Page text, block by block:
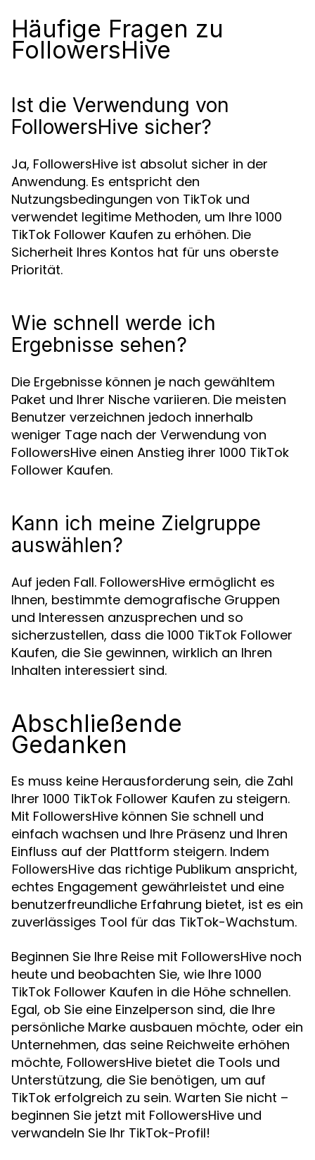
Häufige Fragen zu
FollowersHive
Ist die Verwendung von
FollowersHive sicher?
Ja, FollowersHive ist absolut sicher in der
Anwendung. Es entspricht den
Nutzungsbedingungen von TikTok und
verwendet legitime Methoden, um Ihre 1000
TikTok Follower Kaufen zu erhöhen. Die
Sicherheit Ihres Kontos hat für uns oberste
Priorität.
Wie schnell werde ich
Ergebnisse sehen?
Die Ergebnisse können je nach gewähltem
Paket und Ihrer Nische variieren. Die meisten
Benutzer verzeichnen jedoch innerhalb
weniger Tage nach der Verwendung von
FollowersHive einen Anstieg ihrer 1000 TikTok
Follower Kaufen.
Kann ich meine Zielgruppe
auswählen?
Auf jeden Fall. FollowersHive ermöglicht es
Ihnen, bestimmte demografische Gruppen
und Interessen anzusprechen und so
sicherzustellen, dass die 1000 TikTok Follower
Kaufen, die Sie gewinnen, wirklich an Ihren
Inhalten interessiert sind.
Abschließende
Gedanken
Es muss keine Herausforderung sein, die Zahl
Ihrer 1000 TikTok Follower Kaufen zu steigern.
Mit FollowersHive können Sie schnell und
einfach wachsen und Ihre Präsenz und Ihren
Einfluss auf der Plattform steigern. Indem
FollowersHive das richtige Publikum anspricht,
echtes Engagement gewährleistet und eine
benutzerfreundliche Erfahrung bietet, ist es ein
zuverlässiges Tool für das TikTok-Wachstum.
Beginnen Sie Ihre Reise mit FollowersHive noch
heute und beobachten Sie, wie Ihre 1000
TikTok Follower Kaufen in die Höhe schnellen.
Egal, ob Sie eine Einzelperson sind, die Ihre
persönliche Marke ausbauen möchte, oder ein
Unternehmen, das seine Reichweite erhöhen
möchte, FollowersHive bietet die Tools und
Unterstützung, die Sie benötigen, um auf
TikTok erfolgreich zu sein. Warten Sie nicht –
beginnen Sie jetzt mit FollowersHive und
verwandeln Sie Ihr TikTok-Profil!